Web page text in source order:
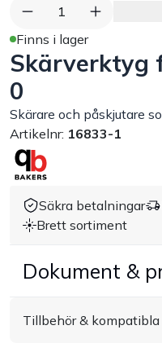
Städutrustning
Arbetskläder
1
Finns i lager
Skärverktyg
0
Skärare och påskjutare
Artikelnr: 16833-1
Säkra betalningar
Brett sortiment
Dokument &
Tillbehör &